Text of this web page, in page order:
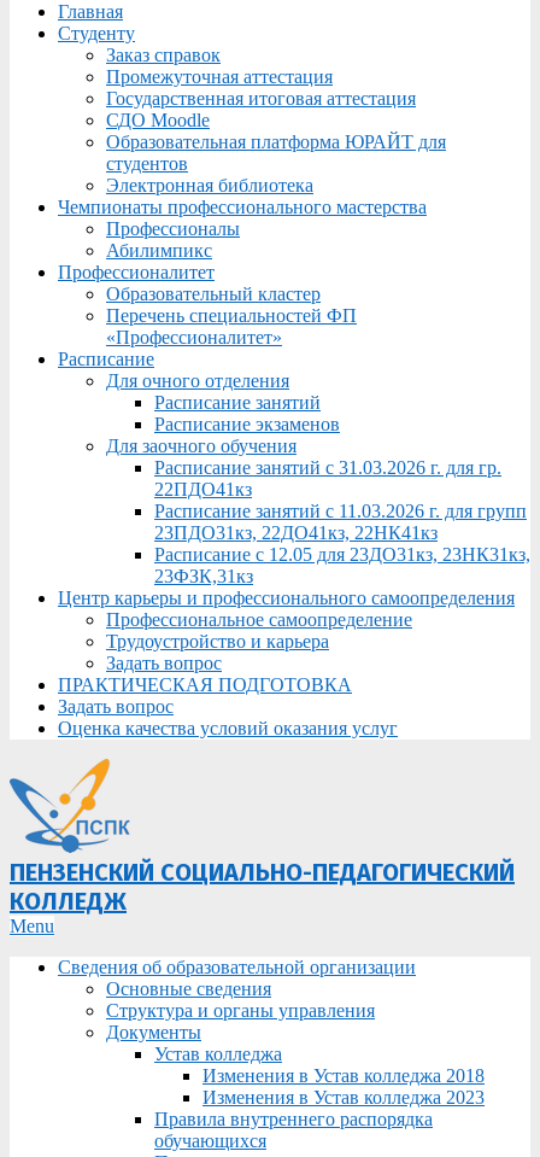
Menu
Главная
Студенту
Заказ справок
Промежуточная аттестация
Государственная итоговая аттестация
СДО Moodle
Образовательная платформа ЮРАЙТ для
студентов
Электронная библиотека
Чемпионаты профессионального мастерства
Профессионалы
Абилимпикс
Профессионалитет
Образовательный кластер
Перечень специальностей ФП
«Профессионалитет»
Расписание
Для очного отделения
Расписание занятий
Расписание экзаменов
Для заочного обучения
Расписание занятий с 31.03.2026 г. для гр.
22ПДО41кз
Расписание занятий с 11.03.2026 г. для групп
23ПДО31кз, 22ДО41кз, 22НК41кз
Расписание с 12.05 для 23ДО31кз, 23НК31кз,
23ФЗК,31кз
Центр карьеры и профессионального самоопределения
Профессиональное самоопределение
Трудоустройство и карьера
Задать вопрос
ПРАКТИЧЕСКАЯ ПОДГОТОВКА
Задать вопрос
Оценка качества условий оказания услуг
ПЕНЗЕНСКИЙ СОЦИАЛЬНО-ПЕДАГОГИЧЕСКИЙ
КОЛЛЕДЖ
Primary
Menu
Menu
Сведения об образовательной организации
Основные сведения
Структура и органы управления
Документы
Устав колледжа
Изменения в Устав колледжа 2018
Изменения в Устав колледжа 2023
Правила внутреннего распорядка
обучающихся